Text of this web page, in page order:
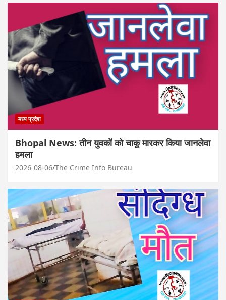
मध्य प्रदेश
Bhopal News: तीन युवकों को चाकू मारकर किया जानलेवा
हमला
2026-08-06 The Crime Info Bureau